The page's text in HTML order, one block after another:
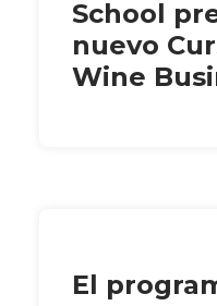
School
nuevo
Wine
El